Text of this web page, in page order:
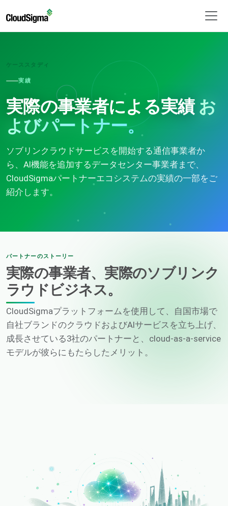
ケーススタディ
実績
実際の事業者による実績 お
よびパートナー。
ソブリンクラウドサービスを開始する通信事業者か
ら、AI機能を追加するデータセンター事業者まで、
CloudSigmaパートナーエコシステムの実績の一部をご
紹介します。
パートナーのストーリー
実際の事業者、実際のソブリンク
ラウドビジネス。
CloudSigmaプラットフォームを使用して、自国市場で
自社ブランドのクラウドおよびAIサービスを立ち上げ、
成長させている3社のパートナーと、cloud-as-a-service
モデルが彼らにもたらしたメリット。